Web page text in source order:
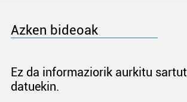
Azken bideoak
Ez da informaziorik aurkitu
datuekin.